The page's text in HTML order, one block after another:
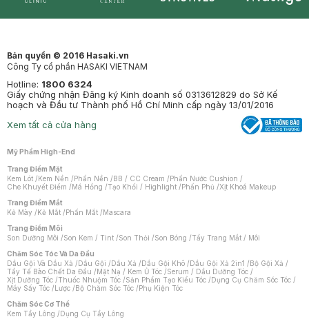
Bản quyền © 2016 Hasaki.vn
Công Ty cổ phần HASAKI VIETNAM
Hotline: 1800 6324
Giấy chứng nhận Đăng ký Kinh doanh số 0313612829 do Sở Kế
hoạch và Đầu tư Thành phố Hồ Chí Minh cấp ngày 13/01/2016
Xem tất cả cửa hàng
Mỹ Phẩm High-End
Trang Điểm Mặt
Kem Lót /Kem Nền /Phấn Nền /BB / CC Cream /Phấn Nước Cushion /
Che Khuyết Điểm /Má Hồng /Tạo Khối / Highlight /Phấn Phủ /Xịt Khoá Makeup
Trang Điểm Mắt
Kẻ Mày /Kẻ Mắt /Phấn Mắt /Mascara
Trang Điểm Môi
Son Dưỡng Môi /Son Kem / Tint /Son Thỏi /Son Bóng /Tẩy Trang Mắt / Môi
Chăm Sóc Tóc Và Da Đầu
Dầu Gội Và Dầu Xả /Dầu Gội /Dầu Xả /Dầu Gội Khô /Dầu Gội Xả 2in1 /Bộ Gội Xả /
Tẩy Tế Bào Chết Da Đầu /Mặt Nạ / Kem Ủ Tóc /Serum / Dầu Dưỡng Tóc /
Xịt Dưỡng Tóc /Thuốc Nhuộm Tóc /Sản Phẩm Tạo Kiểu Tóc /Dụng Cụ Chăm Sóc Tóc /
Máy Sấy Tóc /Lược /Bộ Chăm Sóc Tóc /Phụ Kiện Tóc
Chăm Sóc Cơ Thể
Kem Tẩy Lông /Dụng Cụ Tẩy Lông